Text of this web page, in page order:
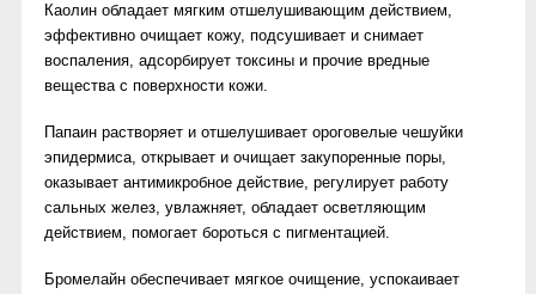
Каолин обладает мягким отшелушивающим действием,
эффективно очищает кожу, подсушивает и снимает
воспаления, адсорбирует токсины и прочие вредные
вещества с поверхности кожи.
Папаин растворяет и отшелушивает ороговелые чешуйки
эпидермиса, открывает и очищает закупоренные поры,
оказывает антимикробное действие, регулирует работу
сальных желез, увлажняет, обладает осветляющим
действием, помогает бороться с пигментацией.
Бромелайн обеспечивает мягкое очищение, успокаивает